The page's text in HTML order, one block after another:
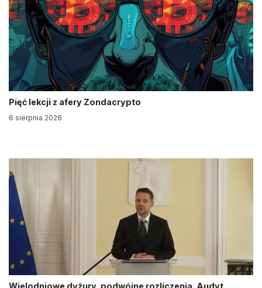
Pięć lekcji z afery Zondacrypto
6 sierpnia 2026
Wielodniowe dyżury, podwójne rozliczenia. Audyt